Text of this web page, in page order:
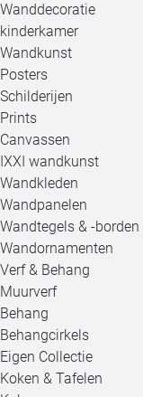
Wanddecoratie
kinderkamer
Wandkunst
Posters
Schilderijen
Prints
Canvassen
IXXI wandkunst
Wandkleden
Wandpanelen
Wandtegels & -borden
Wandornamenten
Verf & Behang
Muurverf
Behang
Behangcirkels
Eigen Collectie
Koken & Tafelen